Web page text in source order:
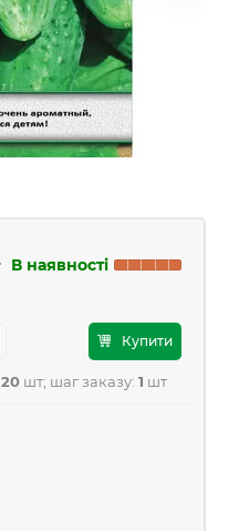
В наявності
Купити
20 шт; шаг заказу: 1 шт